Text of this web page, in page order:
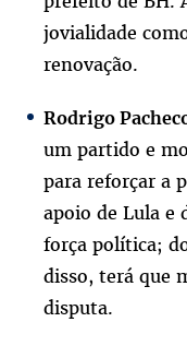
jovialidade
renovação.
Rodrigo
um partido e
para reforçar a
apoio de Lula e
força política;
disso, terá que
disputa.